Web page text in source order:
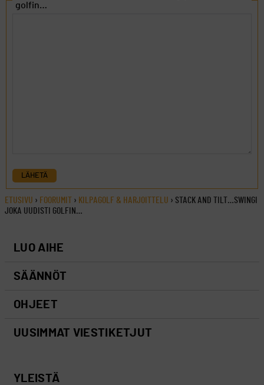
golfin…
LÄHETÄ
ETUSIVU › FOORUMIT › KILPAGOLF & HARJOITTELU › STACK AND TILT…SWINGI
JOKA UUDISTI GOLFIN…
LUO AIHE
SÄÄNNÖT
OHJEET
UUSIMMAT VIESTIKETJUT
YLEISTÄ